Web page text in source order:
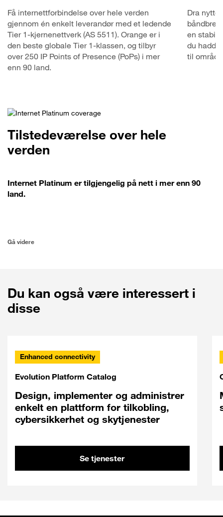
Få internettforbindelse over hele verden
gjennom én enkelt leverandør med et ledende
Tier 1-kjernenettverk (AS 5511). Orange er i
den beste globale Tier 1-klassen, og tilbyr
over 250 IP Points of Presence (PoPs) i mer
enn 90 land.
Dra nytte
en stabil
du hadde
til
Tilstedeværelse over hele
verden
Internet Platinum er tilgjengelig på nett i mer enn 90
land.
Gå videre
Du kan også være interessert i
disse
Enhanced connectivity
Evolution Platform Catalog
Design, implementer og administrer
enkelt en plattform for tilkobling,
cybersikkerhet og skytjenester
Se tjenester